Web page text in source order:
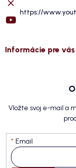
https://
Informácie pre vás
Vložte svoj e-mail a
Email